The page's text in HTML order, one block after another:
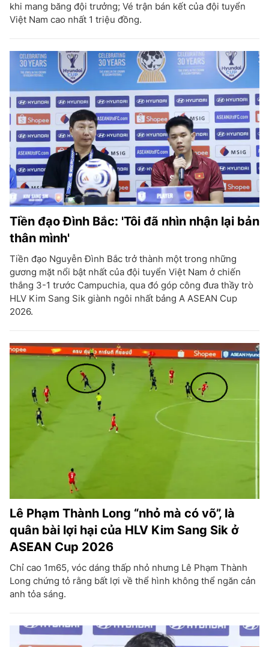
khi mang băng đội trưởng; Vé trận bán kết của đội tuyển
Việt Nam cao nhất 1 triệu đồng.
Tiền đạo Đình Bắc: 'Tôi đã nhìn nhận lại bản
thân mình'
Tiền đạo Nguyễn Đình Bắc trở thành một trong những
gương mặt nổi bật nhất của đội tuyển Việt Nam ở chiến
thắng 3-1 trước Campuchia, qua đó góp công đưa thầy trò
HLV Kim Sang Sik giành ngôi nhất bảng A ASEAN Cup
2026.
Lê Phạm Thành Long “nhỏ mà có võ”, là
quân bài lợi hại của HLV Kim Sang Sik ở
ASEAN Cup 2026
Chỉ cao 1m65, vóc dáng thấp nhỏ nhưng Lê Phạm Thành
Long chứng tỏ rằng bất lợi về thể hình không thể ngăn cản
anh tỏa sáng.